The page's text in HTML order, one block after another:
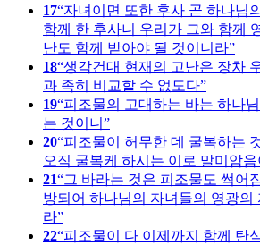
17 자녀이면 또한 후사 곧 하나님
함께 한 후사니 우리가 그와 함께
난도 함께 받아야 될 것이니라
18 생각건대 현재의 고난은 장차
과 족히 비교할 수 없도다
19 피조물의 고대하는 바는 하나
는 것이니
20 피조물이 허무한 데 굴복하는
오직 굴복케 하시는 이로 말미암
21
그 바라는 것은 피조물도 썩어
방되어 하나님의 자녀들의 영광의
라
22 피조물이 다 이제까지 함께 탄